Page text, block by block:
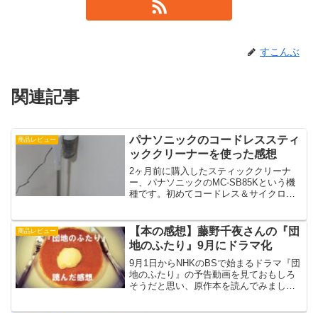
すこんぶ
関連記事
商品レビュー
パナソニックのコードレススティ
ッククリーナーを使った感想
2ヶ月前に購入したスティッククリーナ
ー、パナソニックのMC-SB85Kという機
種です。初めてコードレス＆サイクロン
使うことができます。さらにゴミが目に
見えることで掃除のやりがいもありま
す。
商品レビュー
【本の感想】藤野千夜さんの『団
地のふたり』9月にドラマ化
9月1日からNHKのBSで始まるドラマ『団
地のふたり』の予告動画を見ておもしろ
そうだと思い、原作本を読んでみまし